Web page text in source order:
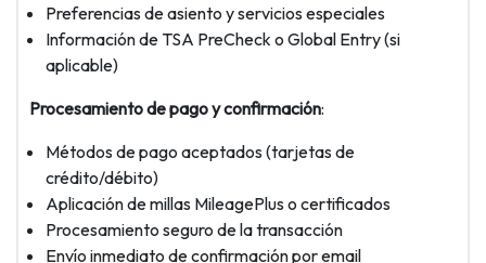
Preferencias de asiento y servicios especiales
Información de TSA PreCheck o Global Entry (si
aplicable)
Procesamiento de pago y confirmación:
Métodos de pago aceptados (tarjetas de
crédito/débito)
Aplicación de millas MileagePlus o certificados
Procesamiento seguro de la transacción
Envío inmediato de confirmación por email